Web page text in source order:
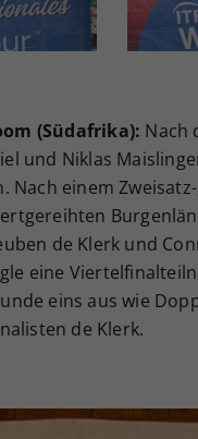
(Südafrika): Nach
und Niklas
Nach einem
de Klerk und
eine
eins aus wie
de Klerk.